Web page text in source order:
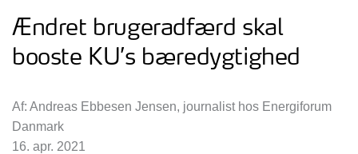
Ændret brugeradfærd skal
booste KU’s bæredygtighed
Af: Andreas Ebbesen Jensen, journalist hos Energiforum
Danmark
16. apr. 2021